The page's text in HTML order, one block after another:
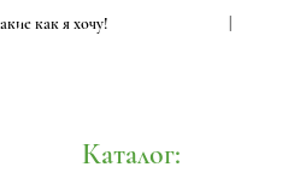
такие как я хочу!
Каталог: